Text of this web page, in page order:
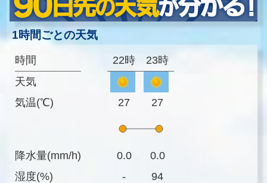
1時間ごとの天気
時間
天気
気温(℃)
降水量(mm/h)
湿度(%)
22時 23時
27 27
0.0
0.0
-
94